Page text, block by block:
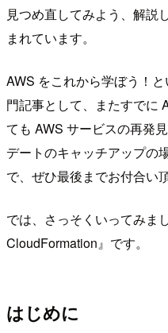
見つめ直してみよう、解説
まれています。
AWS をこれから学ぼう！
門記事として、またすでに
ても AWS サービスの再発
デートのキャッチアップの
で、ぜひ最後までお付合い
では、さっそくいってみま
CloudFormation』です。
はじめに